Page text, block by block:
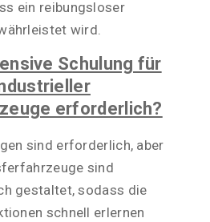
ein reibungsloser
wird.
Schulung für
erforderlich?
sind erforderlich, aber
sind
gestaltet, sodass die
schnell erlernen